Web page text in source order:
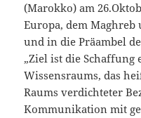
(Marokko) am
Europa, dem
und in die Präambel
„Ziel ist die
Wissensraums, das
Raums verdichteter
Kommunikation mit